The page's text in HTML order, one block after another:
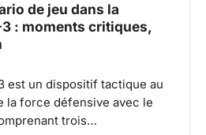
de jeu dans la
: moments critiques,
est un dispositif tactique au
la force défensive avec le
trois…